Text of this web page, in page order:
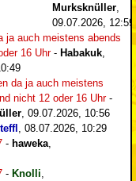
Murksknüller
09.07.2026, 12:59
ja auch meistens abends
16 Uhr- Habakuk
da ja auch meistens
nicht 12 oder 16 Uhr-
09.07.2026, 10:56
08.07.2026, 10:29
- haweka
- Knolli